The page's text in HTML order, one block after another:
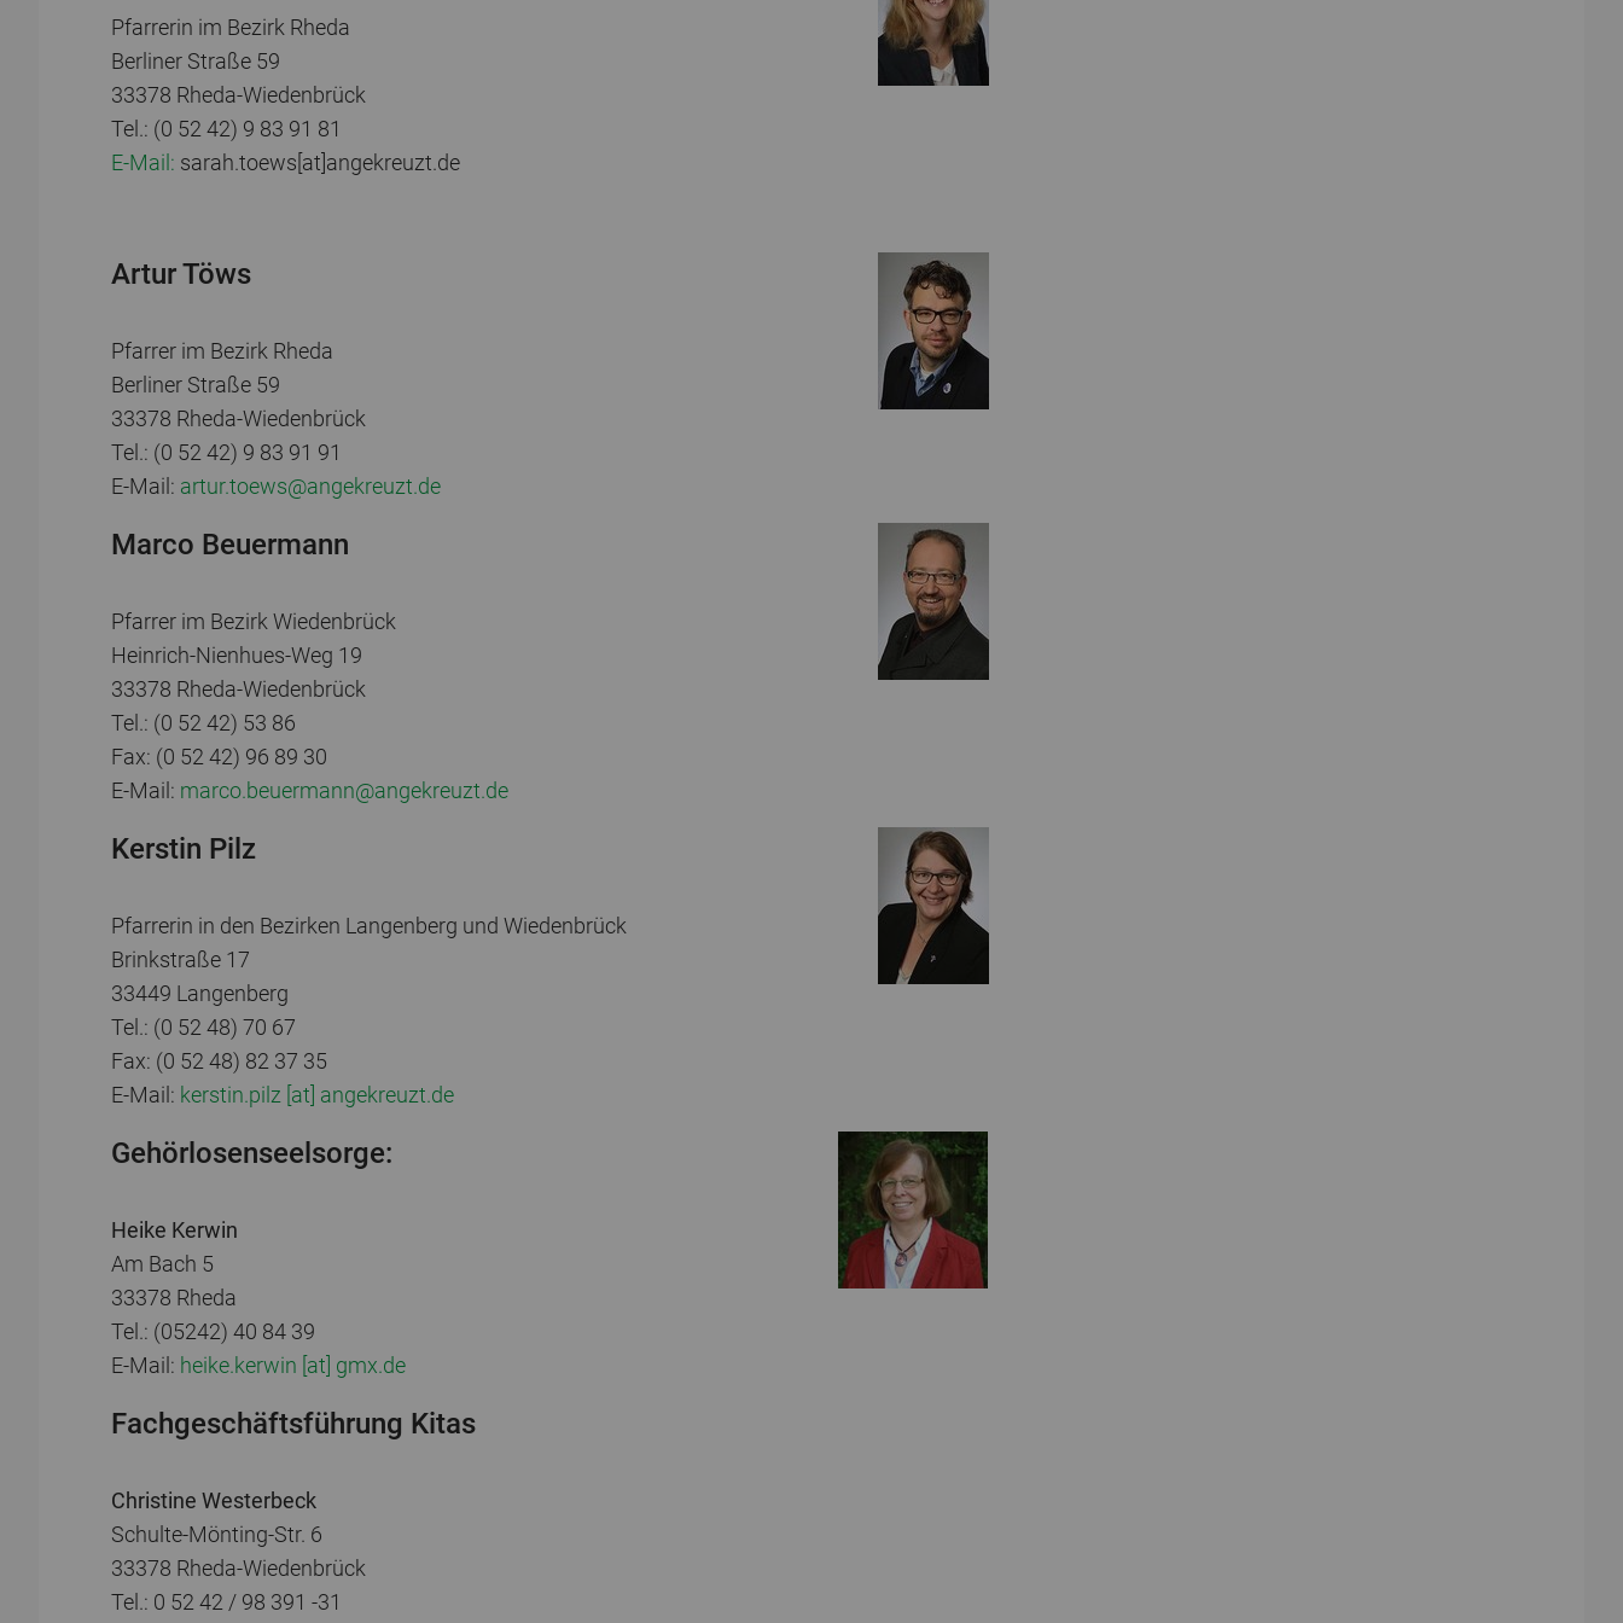
Pfarrerin im Bezirk Rheda
Berliner Straße 59
33378 Rheda-Wiedenbrück
Tel.: (0 52 42) 9 83 91 81
E-Mail: sarah.toews[at]angekreuzt.de
Artur Töws
Pfarrer im Bezirk Rheda
Berliner Straße 59
33378 Rheda-Wiedenbrück
Tel.: (0 52 42) 9 83 91 91
E-Mail: artur.toews@angekreuzt.de
Marco Beuermann
Pfarrer im Bezirk Wiedenbrück
Heinrich-Nienhues-Weg 19
33378 Rheda-Wiedenbrück
Tel.: (0 52 42) 53 86
Fax: (0 52 42) 96 89 30
E-Mail: marco.beuermann@angekreuzt.de
Kerstin Pilz
Pfarrerin in den Bezirken Langenberg und Wiedenbrück
Brinkstraße 17
33449 Langenberg
Tel.: (0 52 48) 70 67
Fax: (0 52 48) 82 37 35
E-Mail: kerstin.pilz [at] angekreuzt.de
Gehörlosenseelsorge:
Heike Kerwin
Am Bach 5
33378 Rheda
Tel.: (05242) 40 84 39
E-Mail: heike.kerwin [at] gmx.de
Fachgeschäftsführung Kitas
Christine Westerbeck
Schulte-Mönting-Str. 6
33378 Rheda-Wiedenbrück
Tel.: 0 52 42 / 98 391 -31